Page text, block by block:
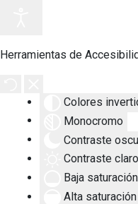
Herramientas de
Colores
Monocromo
Contraste
Contraste claro
Baja saturación
Alta saturación